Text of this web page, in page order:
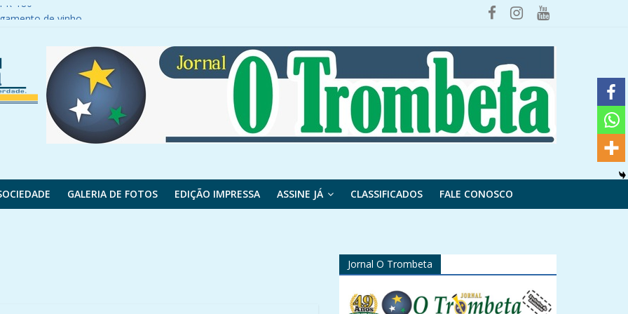
180
Beltrão se envolve em acidente
motocicleta após fugir de abordagem policial
GALERIA DE FOTOS EDIÇÃO IMPRESSA ASSINE JÁ CLASSIFICADOS FALE CONOSCO
Jornal O Trombeta